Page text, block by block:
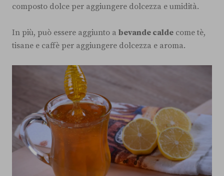
composto dolce per aggiungere dolcezza e umidità.
In più, può essere aggiunto a bevande calde come tè,
tisane e caffè per aggiungere dolcezza e aroma.